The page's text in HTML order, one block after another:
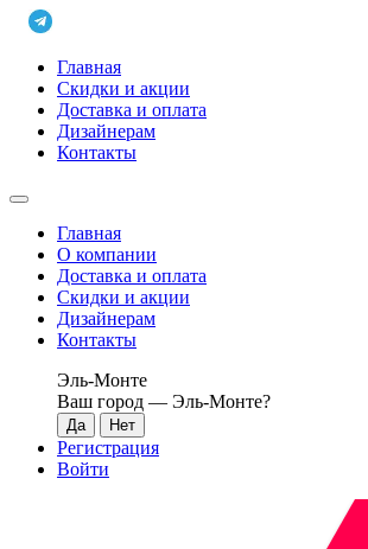
Главная
Скидки и акции
Доставка и оплата
Дизайнерам
Контакты
Главная
О компании
Доставка и оплата
Скидки и акции
Дизайнерам
Контакты
Эль-Монте
Ваш город — Эль-Монте?
Регистрация
Войти